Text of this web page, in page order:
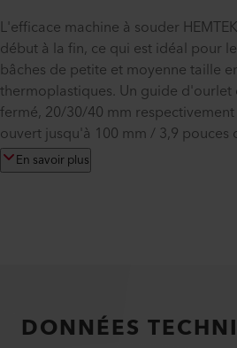
L'efficace machine à souder
début à la fin, ce qui est idéal pour
bâches de petite et moyenne taille
thermoplastiques. Un guide
fermé, 20/30/40 mm
ouvert jusqu'à 100 mm / 3,9 pouces
En savoir plus
DONNÉES